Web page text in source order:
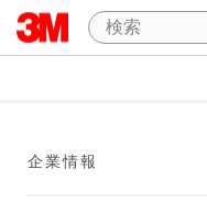
企業情報